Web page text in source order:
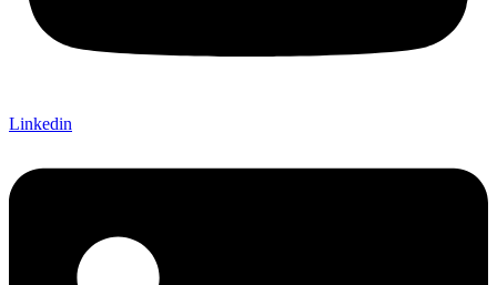
Linkedin